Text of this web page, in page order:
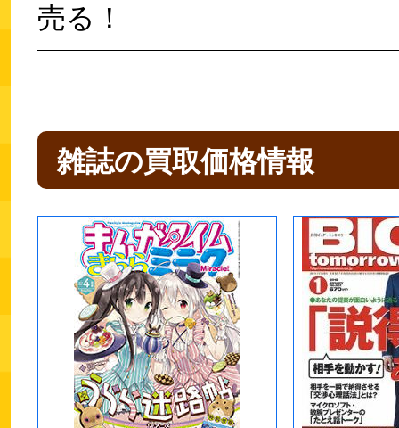
売る！
雑誌の買取価格情報